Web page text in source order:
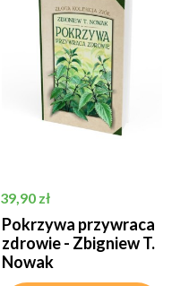
Cena
39,90 zł
Pokrzywa przywraca
zdrowie - Zbigniew T.
Nowak